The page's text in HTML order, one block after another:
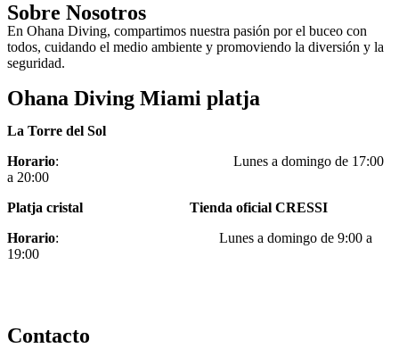
Sobre Nosotros
En Ohana Diving, compartimos nuestra pasión por el buceo con
todos, cuidando el medio ambiente y promoviendo la diversión y la
seguridad.
Ohana Diving Miami platja
La Torre del Sol
Horario: Lunes a domingo de 17:00
a 20:00
Platja cristal Tienda oficial CRESSI
Horario: Lunes a domingo de 9:00 a
19:00
Contacto